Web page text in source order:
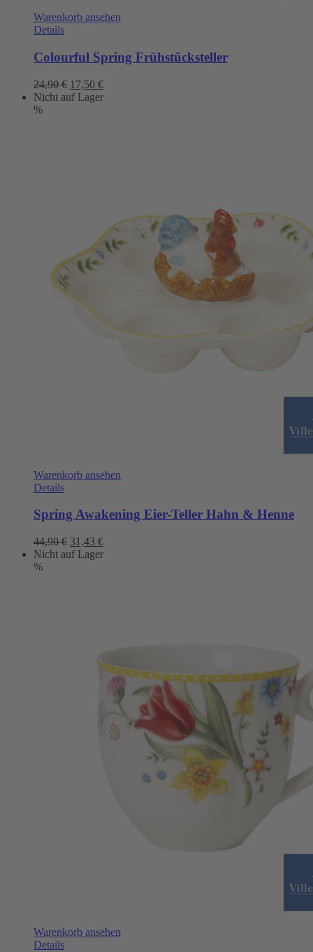
Warenkorb ansehen
Details
Colourful Spring Frühstücksteller
24,90€ Ursprünglicher
Preis
17,50 €Aktueller
Preis
Nicht auf Lager
%
Warenkorb ansehen
Details
Spring Awakening Eier-Teller Hahn & Henne
44,90€ Ursprünglicher
Preis
31,43 €Aktueller
Preis
Nicht auf Lager
%
Warenkorb ansehen
Details